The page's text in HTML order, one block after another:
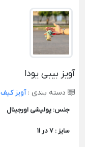
آویز بیبی یودا
دسته بندی :آویز کیف
جنس: پولیشی اورجینال
سایز : 7 در 11